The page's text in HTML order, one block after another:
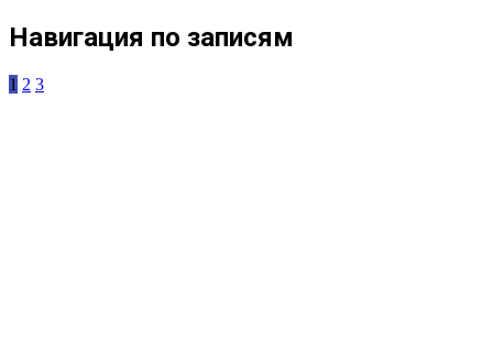
Навигация по записям
1 2 3